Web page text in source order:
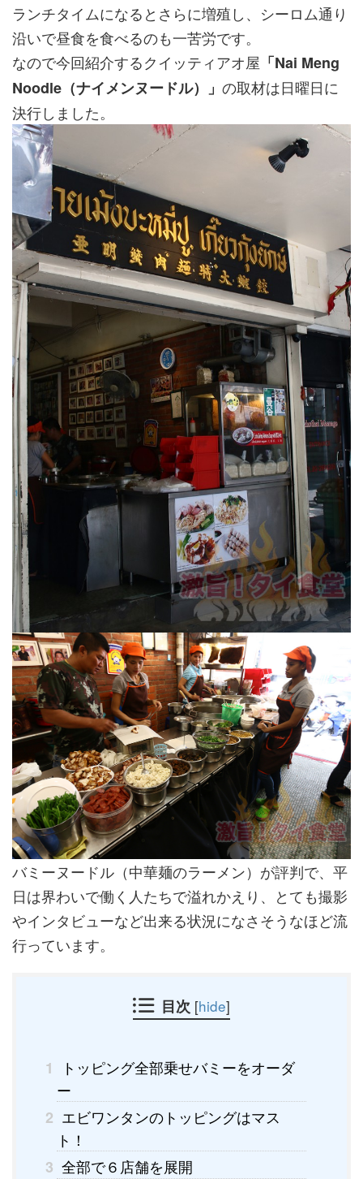
ランチタイムになるとさらに増殖し、シーロム通り
沿いで昼食を食べるのも一苦労です。
なので今回紹介するクイッティアオ屋 「Nai Meng
Noodle（ナイメンヌードル）」 の取材は日曜日に
決行しました。
バミーヌードル（中華麺のラーメン）が評判で、平
日は界わいで働く人たちで溢れかえり、とても撮影
やインタビューなど出来る状況になさそうなほど流
行っています。
目次 [hide]
1
トッピング全部乗せバミーをオーダ
ー
2 エビワンタンのトッピングはマス
ト！
3 全部で６店舗を展開